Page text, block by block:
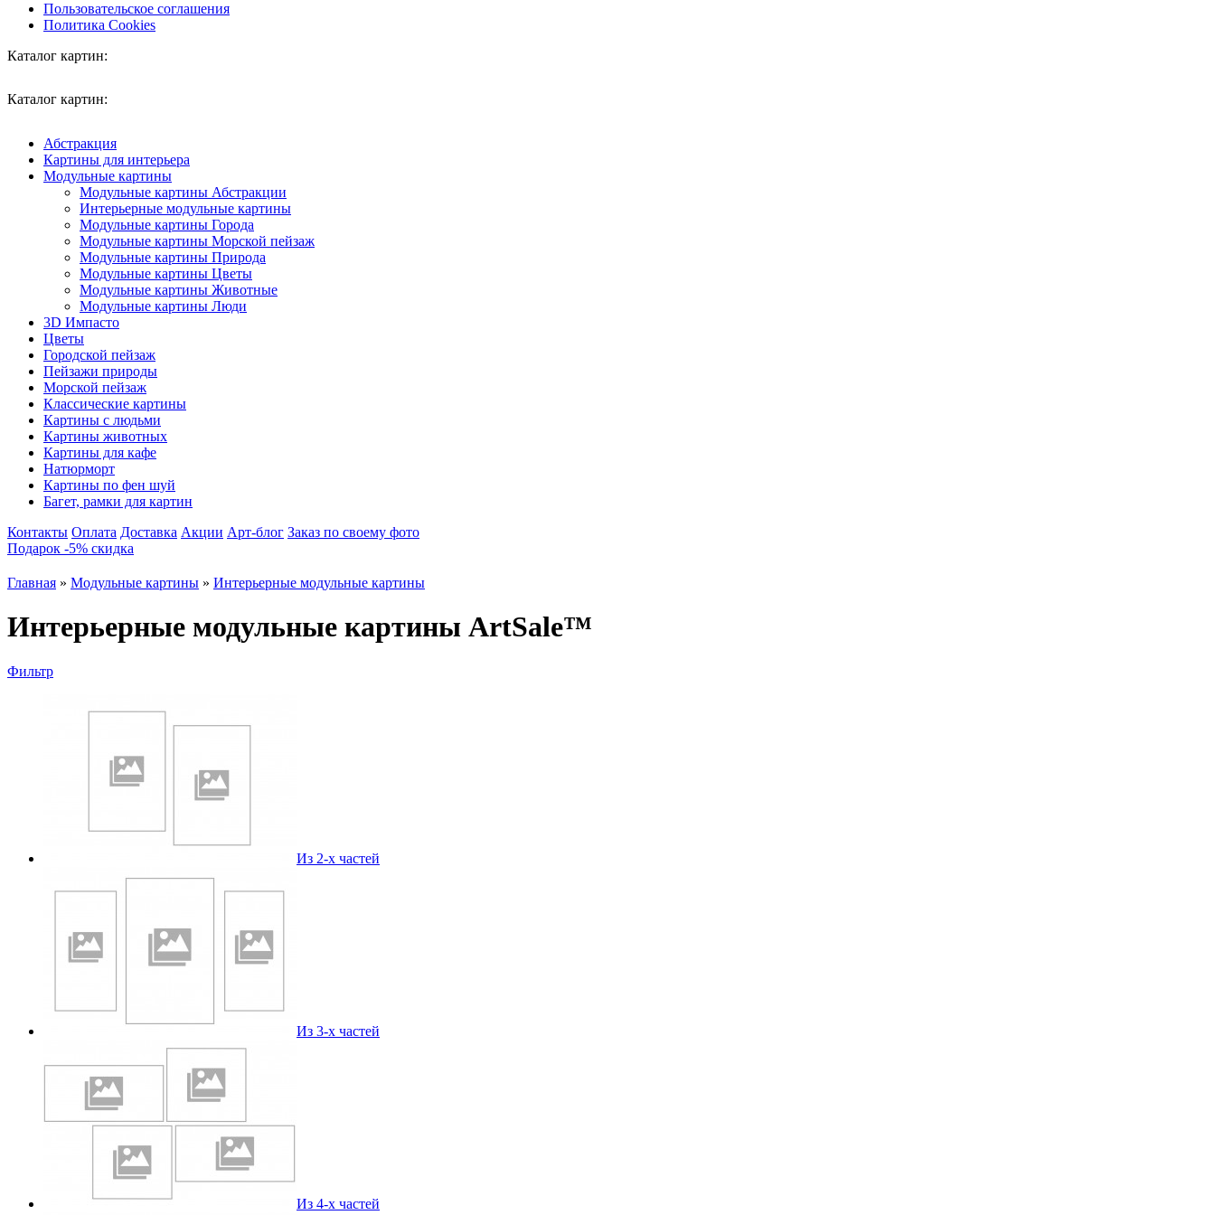
Пользовательское соглашения
Политика Cookies
Каталог картин:
Каталог картин:
Абстракция
Картины для интерьера
Модульные картины
Модульные картины Абстракции
Интерьерные модульные картины
Модульные картины Города
Модульные картины Морской пейзаж
Модульные картины Природа
Модульные картины Цветы
Модульные картины Животные
Модульные картины Люди
3D Импасто
Цветы
Городской пейзаж
Пейзажи природы
Морской пейзаж
Классические картины
Картины с людьми
Картины животных
Картины для кафе
Натюрморт
Картины по фен шуй
Багет, рамки для картин
Контакты Оплата Доставка Акции Арт-блог Заказ по своему фото
Подарок -5% скидка
Главная » Модульные картины » Интерьерные модульные картины
Интерьерные модульные картины ArtSale™
Фильтр
Из 2-х частей
Из 3-х частей
Из 4-х частей